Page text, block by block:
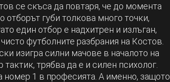
се скъса да повтаря, че до момента
губи толкова много точки,
един отбор е надхитрен и излъган,
футболните разбрания на Костов.
изигра силни мачове в началото на
трябва да е и силен психолог.
1 в професията. А именно, защото